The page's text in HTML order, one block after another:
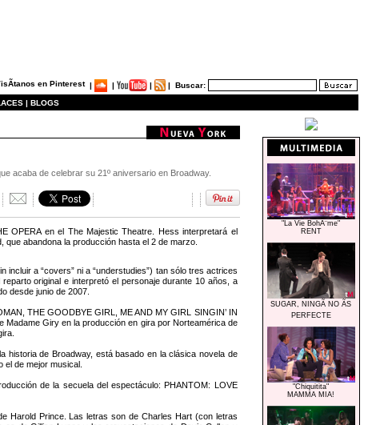
| | | | Buscar:
| BLOGS
acaba de celebrar su 21º aniversario en Broadway.
OPERA en el The Majestic Theatre. Hess interpretará el
abandona la producción hasta el 2 de marzo.
a “covers” ni a “understudies”) tan sólo tres actrices
original e interpretó el personaje durante 10 años, a
desde junio de 2007.
THE GOODBYE GIRL, ME AND MY GIRL SINGIN’ IN
Giry en la producción en gira por Norteamérica de
historia de Broadway, está basado en la clásica novela de
el de mejor musical.
de la secuela del espectáculo: PHANTOM: LOVE
Harold Prince. Las letras son de Charles Hart (con letras
"La Vie BohÃ¨me"
RENT
SUGAR, NINGÃ NO ÃS
PERFECTE
"Chiquitita"
MAMMA MIA!